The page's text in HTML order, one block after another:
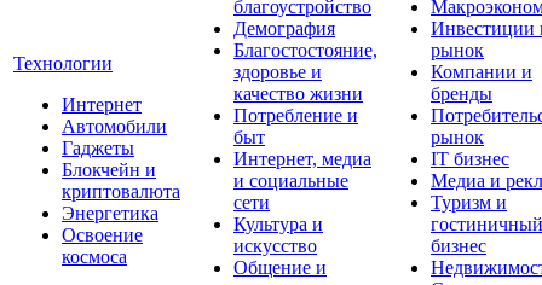
Технологии
Интернет
Автомобили
Гаджеты
Блокчейн и
криптовалюта
Энергетика
Освоение
космоса
благоустройство
Демография
Благостостояние,
здоровье и
качество жизни
Потребление и
быт
Интернет, медиа
и социальные
сети
Культура и
искусство
Общение и
Инвестиции
рынок
Компании и
бренды
рынок
IT бизнес
Медиа и
Туризм и
гостиничный
бизнес